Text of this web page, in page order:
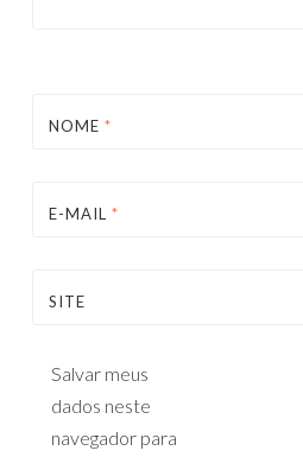
NOME *
E-MAIL *
SITE
Salvar meus
dados neste
navegador para